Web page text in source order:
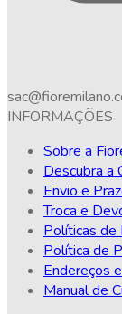
INFORMAÇÕES
Sobre a
Descubra a
Envio e
Troca e
Políticas de
Política de
Endereços
Manual de